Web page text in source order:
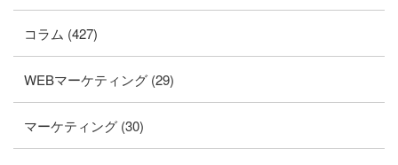
コラム (427)
WEBマーケティング (29)
マーケティング (30)